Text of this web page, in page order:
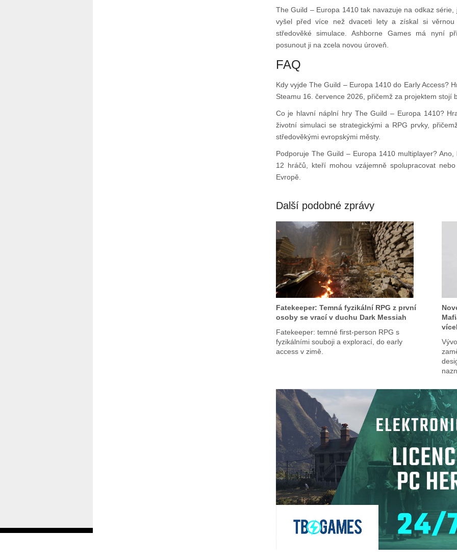
The Guild – Europa 1410 tak navazuje na odkaz
vyšel před více než dvaceti lety a získal si věrnou
středověké simulace. Ashborne Games má nyní
posunout ji na zcela novou úroveň.
FAQ
Kdy vyjde The Guild – Europa 1410 do Early Access?
Steamu 16. července 2026, přičemž za projektem stojí
Co je hlavní náplní hry The Guild – Europa 1410?
životní simulaci se strategickými a RPG prvky,
středověkými evropskými městy.
Podporuje The Guild – Europa 1410 multiplayer?
12 hráčů, kteří mohou vzájemně spolupracovat
Evropě.
Další podobné zprávy
Fatekeeper: Temná fyzikální RPG z první
osoby se vrací v duchu Dark Messiah
Fatekeeper: temné first-person RPG s
fyzikálními souboji a explorací, do early
access v zimě.